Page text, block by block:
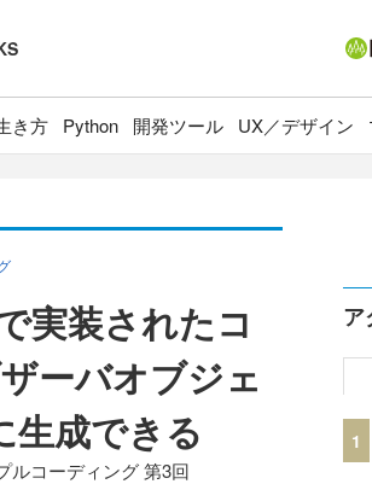
き方 Python 開発ツール UX／デザイン
実装されたコ
ーバオブジェ
生成できる
ルコーディング 第3回
ア
1